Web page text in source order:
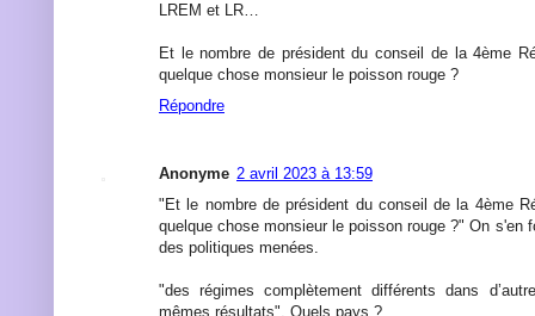
LREM et LR…
Et le nombre de président du conseil de la 4ème
quelque chose monsieur le poisson rouge ?
Répondre
Anonyme 2 avril 2023 à 13:59
"Et le nombre de président du conseil de la 4ème
quelque chose monsieur le poisson rouge ?" On s'en
des politiques menées.
"des régimes complètement différents dans
mêmes résultats". Quels pays ?